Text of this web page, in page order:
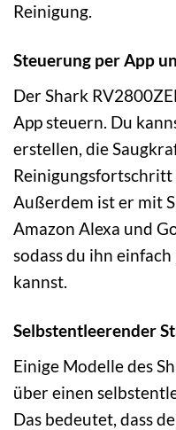
Reinigung.
Steuerung per App
Der Shark
App steuern. Du
erstellen, die
Reinigungsfortschritt
Außerdem ist er mit
Amazon Alexa und
sodass du ihn
kannst.
Selbstentleerender
Einige Modelle des
über einen
Das bedeutet, dass